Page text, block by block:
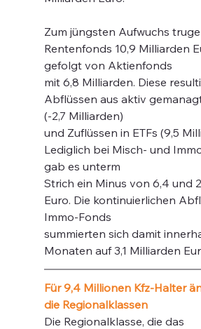
Zum jüngsten Aufwuchs
Rentenfonds 10,9 Milliarden
gefolgt von Aktienfonds
mit 6,8 Milliarden. Diese
Abflüssen aus aktiv
(-2,7 Milliarden)
und Zuflüssen in ETFs (9,5
Lediglich bei Misch- und
gab es unterm
Strich ein Minus von 6,4 und
Euro. Die kontinuierlichen
Immo-Fonds
summierten sich damit
Monaten auf 3,1 Milliarden
Für 9,4 Millionen Kfz-Halter
die Regionalklassen
Die Regionalklasse, die das